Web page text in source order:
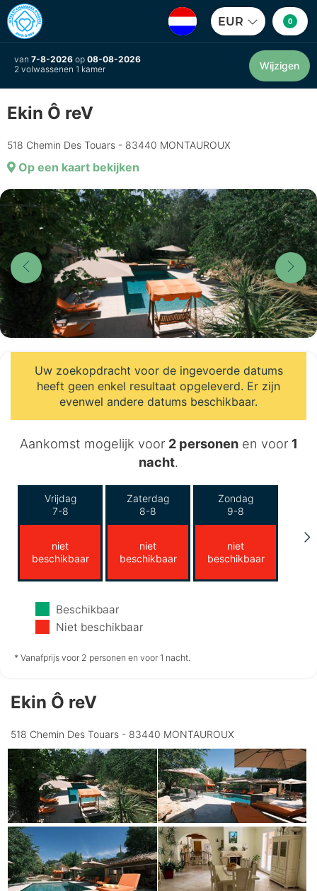
EUR 0
van 7-8-2026 op 08-08-2026
2 volwassenen 1 kamer
Wijzigen
Ekin Ô reV
518 Chemin Des Touars - 83440 MONTAUROUX
Op een kaart bekijken
Uw zoekopdracht voor de ingevoerde datums
heeft geen enkel resultaat opgeleverd. Er zijn
evenwel andere datums beschikbaar.
Aankomst mogelijk voor 2 personenen voor 1
nacht.
Vrijdag
7-8
niet
beschikbaar
Zaterdag
8-8
niet
beschikbaar
Zondag
9-8
niet
beschikbaar
Maandag
10-8
beschikbaar
beschikbaar
niet
beschikbaar
Beschikbaar
Niet beschikbaar
* Vanafprijs voor 2 personen en voor 1 nacht.
Ekin Ô reV
518 Chemin Des Touars - 83440 MONTAUROUX